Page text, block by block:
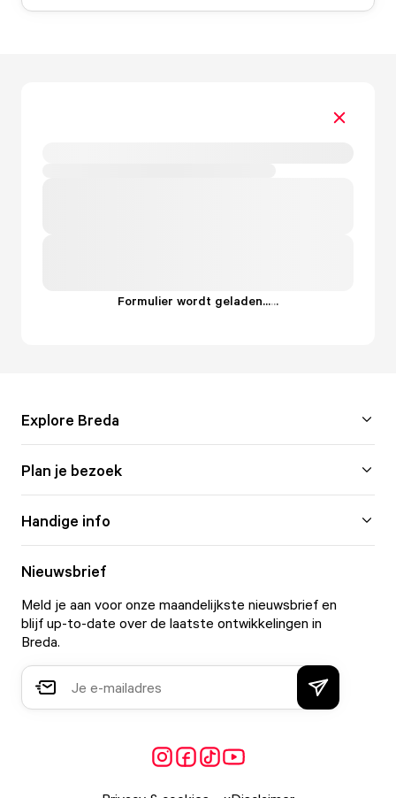
Formulier wordt geladen......
Explore Breda
Plan je bezoek
Handige info
Nieuwsbrief
Meld je aan voor onze maandelijkste nieuwsbrief en
blijf up-to-date over de laatste ontwikkelingen in
Breda.